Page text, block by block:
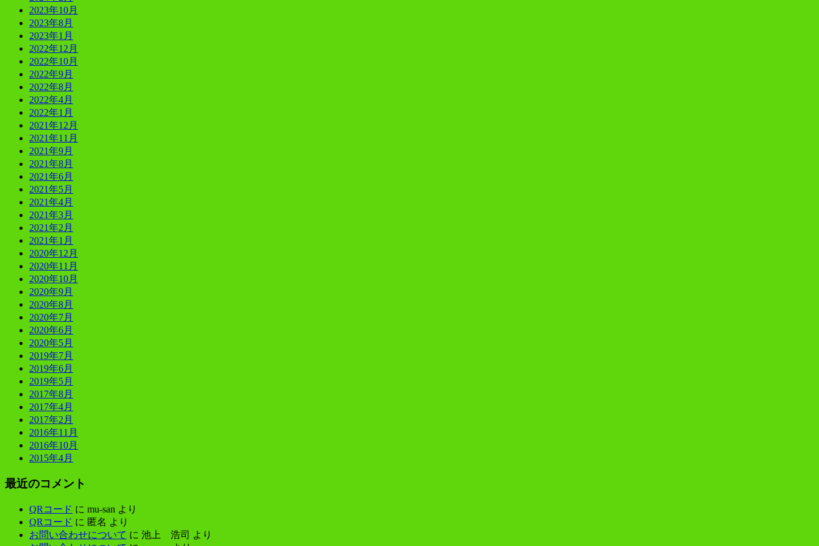
2023年10月
2023年8月
2023年1月
2022年12月
2022年10月
2022年9月
2022年8月
2022年4月
2022年1月
2021年12月
2021年11月
2021年9月
2021年8月
2021年6月
2021年5月
2021年4月
2021年3月
2021年2月
2021年1月
2020年12月
2020年11月
2020年10月
2020年9月
2020年8月
2020年7月
2020年6月
2020年5月
2019年7月
2019年6月
2019年5月
2017年8月
2017年4月
2017年2月
2016年11月
2016年10月
2015年4月
最近のコメント
QRコード に mu-san より
QRコード に 匿名 より
お問い合わせについて に 池上 浩司 より